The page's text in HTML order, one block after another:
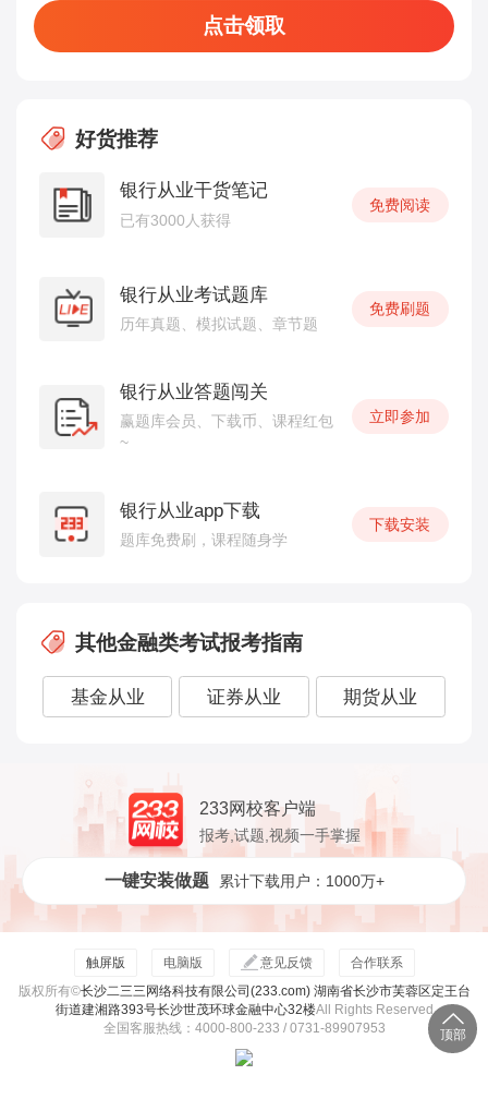
点击领取
好货推荐
银行从业干货笔记
已有3000人获得
免费阅读
银行从业考试题库
历年真题、模拟试题、章节题
免费刷题
银行从业答题闯关
赢题库会员、下载币、课程红包
~
立即参加
银行从业app下载
题库免费刷，课程随身学
下载安装
其他金融类考试报考指南
基金从业 证券从业 期货从业
233网校客户端
报考,试题,视频一手掌握
一键安装做题 累计下载用户：1000万+
触屏版 电脑版 意见反馈
合作联系
版权所有©长沙二三三网络科技有限公司(233.com) 湖南省长沙市芙蓉区定王台
街道建湘路393号长沙世茂环球金融中心32楼All Rights Reserved
全国客服热线：4000-800-233 / 0731-89907953
顶部